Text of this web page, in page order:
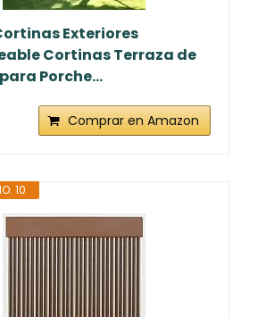
Exteriores
Cortinas Terraza de
Porche...
Comprar en Amazon
10